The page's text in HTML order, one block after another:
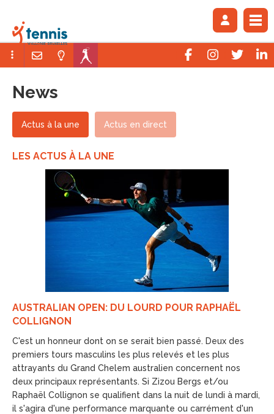
News
Actus à la une Actus en direct
LES ACTUS À LA UNE
AUSTRALIAN OPEN: DU LOURD POUR RAPHAËL
COLLIGNON
C'est un honneur dont on se serait bien passé. Deux des
premiers tours masculins les plus relevés et les plus
attrayants du Grand Chelem australien concernent nos
deux principaux représentants. Si Zizou Bergs et/ou
Raphaël Collignon se qualifient dans la nuit de lundi à mardi,
il s'agira d'une performance marquante ou carrément d'un